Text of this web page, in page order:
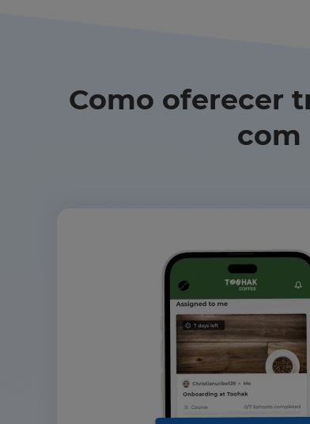
Como oferecer
com